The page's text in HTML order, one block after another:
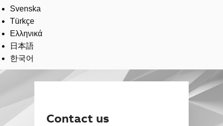
Svenska
Türkçe
Ελληνικά
日本語
한국어
Contact us